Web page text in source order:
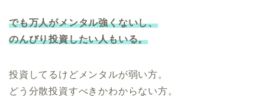
でも万人がメンタル強くないし、
のんびり投資したい人もいる。
投資してるけどメンタルが弱い方。
どう分散投資すべきかわからない方。